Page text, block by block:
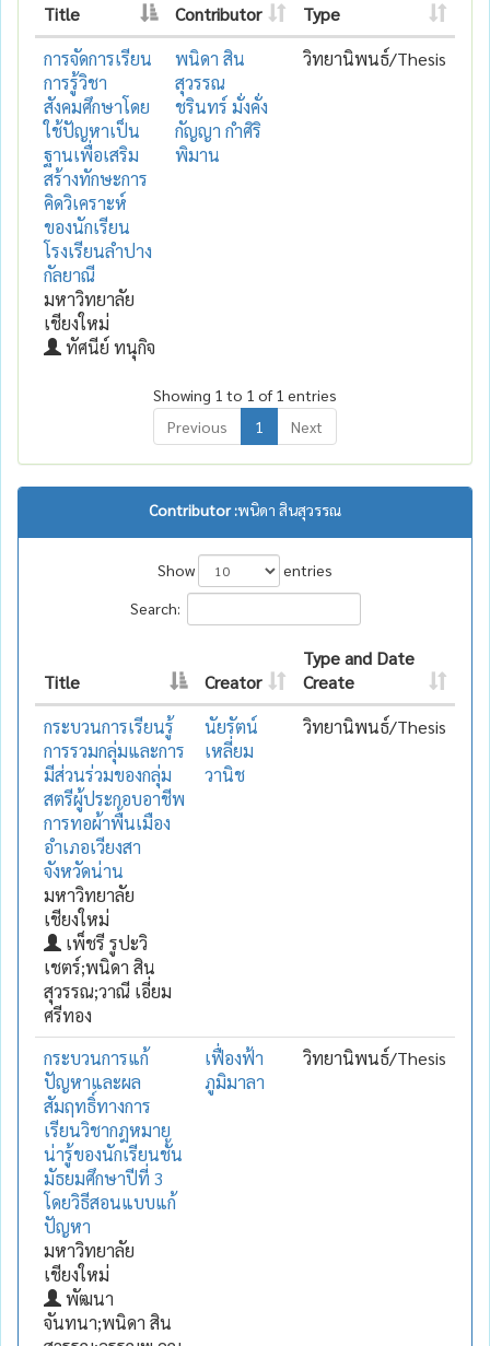
Title Contributor
Type
การจัดการเรียน
การรู้วิชา
สังคมศึกษาโดย
ใช้ปัญหาเป็น
ฐานเพื่อเสริม
สร้างทักษะการ
คิดวิเคราะห์
ของนักเรียน
โรงเรียนลำปาง
กัลยาณี
มหาวิทยาลัย
เชียงใหม่
ทัศนีย์ ทนุกิจ
พนิดา สิน
สุวรรณ
ชรินทร์ มั่งคั่ง
กัญญา กำศิริ
พิมาน
วิทยานิพนธ์/Thesis
Showing 1 to 1 of 1 entries
Previous
1 Next
Contributor :พนิดา สินสุวรรณ
Show
entries
Search:
Title Creator
Type and Date
Create
กระบวนการเรียนรู้
การรวมกลุ่มและการ
มีส่วนร่วมของกลุ่ม
สตรีผู้ประกอบอาชีพ
การทอผ้าพื้นเมือง
อำเภอเวียงสา
จังหวัดน่าน
มหาวิทยาลัย
เชียงใหม่
เพ็ชรี รูปะวิ
เชตร์;พนิดา สิน
สุวรรณ;วาณี เอี่ยม
ศรีทอง
นัยรัตน์
เหลี่ยม
วานิช
วิทยานิพนธ์/Thesis
กระบวนการแก้
ปัญหาและผล
สัมฤทธิ์ทางการ
เรียนวิชากฎหมาย
น่ารู้ของนักเรียนชั้น
มัธยมศึกษาปีที่ 3
โดยวิธีสอนแบบแก้
ปัญหา
มหาวิทยาลัย
เชียงใหม่
พัฒนา
จันทนา;พนิดา สิน
เฟื่องฟ้า
ภูมิมาลา
วิทยานิพนธ์/Thesis